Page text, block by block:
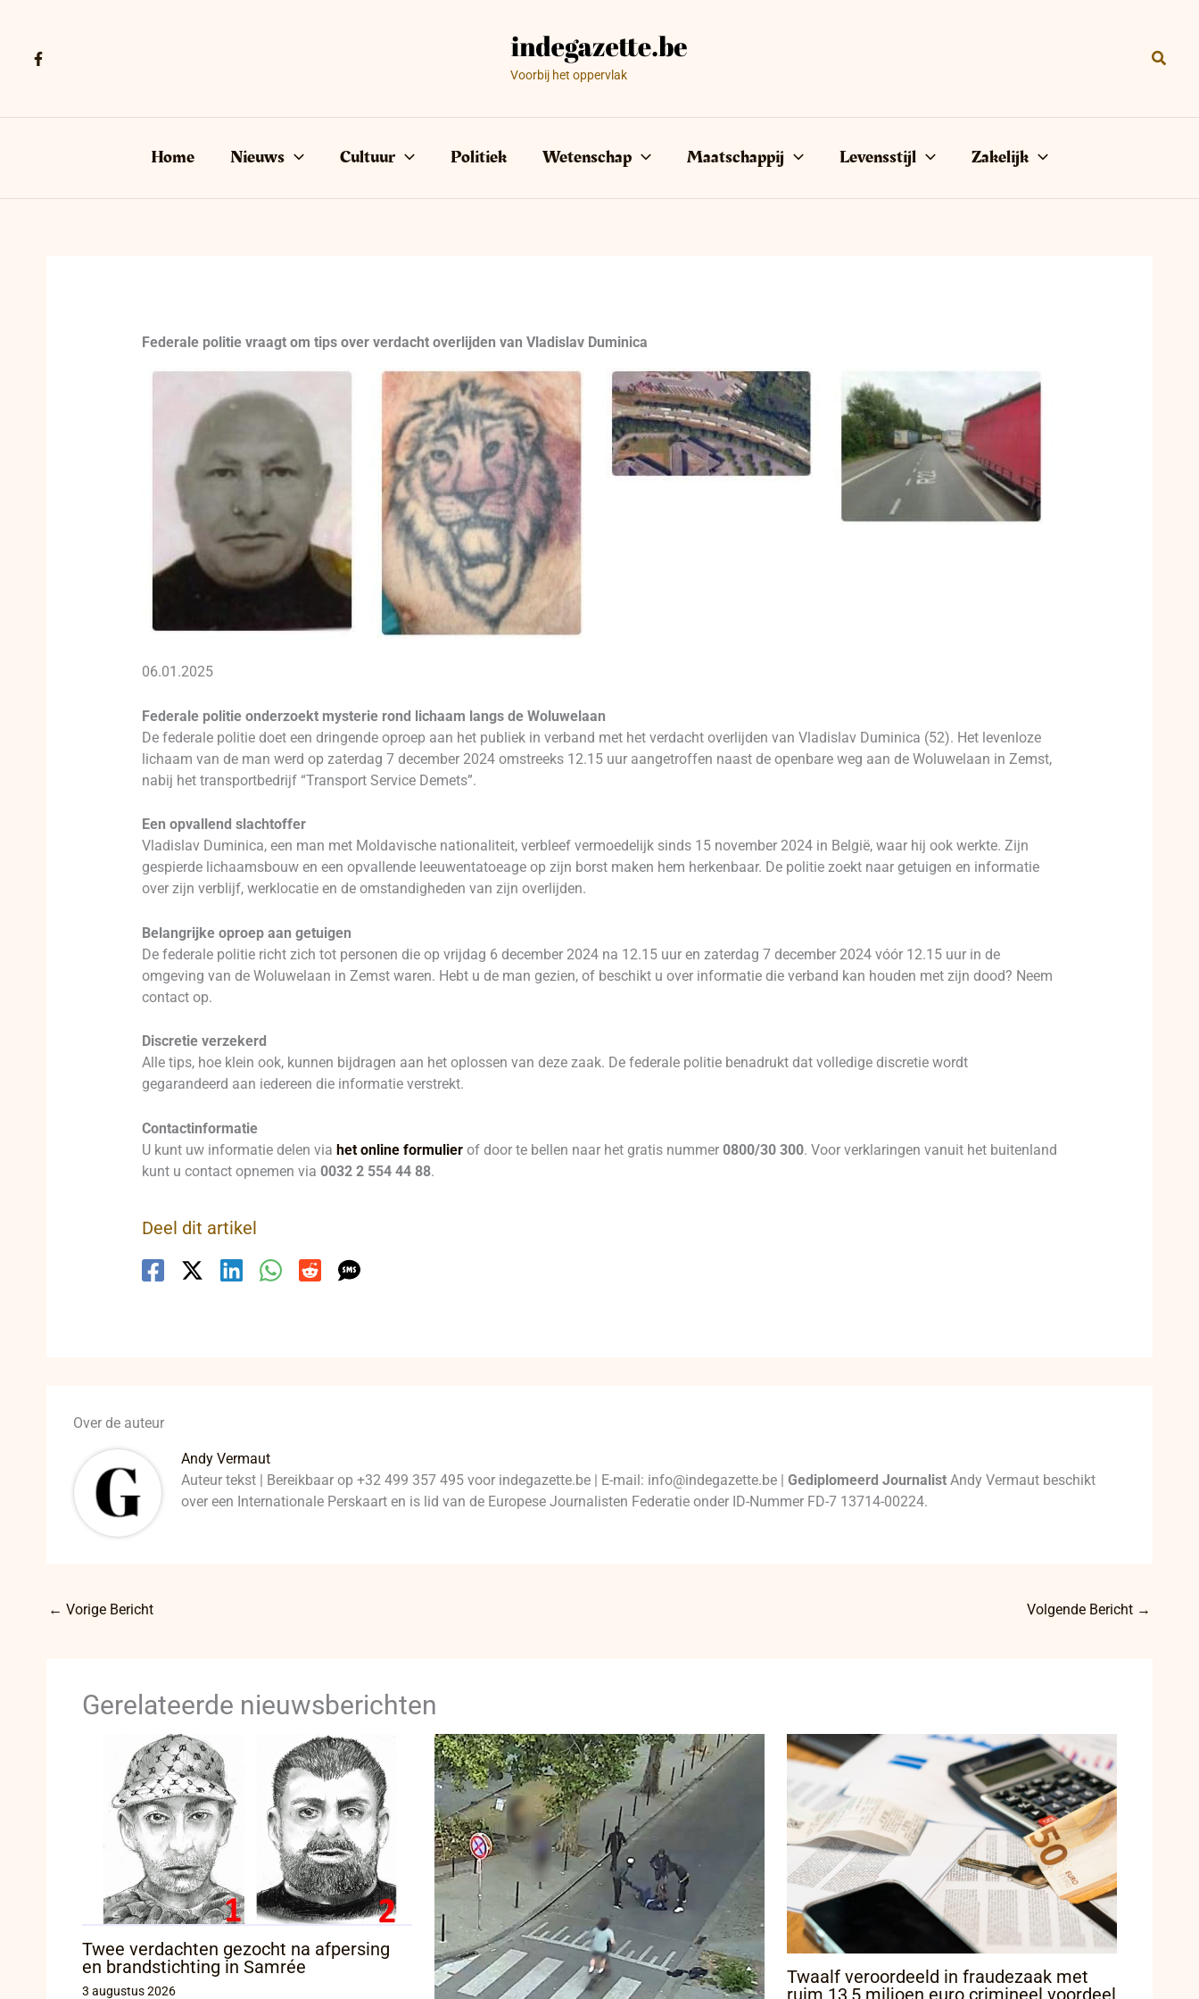
Voorbij het oppervlak
Home Nieuws Cultuur Politiek Wetenschap Maatschappij Levensstijl Zakelijk
Federale politie vraagt om tips over verdacht overlijden van Vladislav Duminica
06.01.2025
Federale politie onderzoekt mysterie rond lichaam langs de Woluwelaan
De federale politie doet een dringende oproep aan het publiek in verband met het verdacht overlijden van Vladislav Duminica (52). Het levenloze
lichaam van de man werd op zaterdag 7 december 2024 omstreeks 12.15 uur aangetroffen naast de openbare weg aan de Woluwelaan in Zemst,
nabij het transportbedrijf “Transport Service Demets”.
Een opvallend slachtoffer
Vladislav Duminica, een man met Moldavische nationaliteit, verbleef vermoedelijk sinds 15 november 2024 in België, waar hij ook werkte. Zijn
gespierde lichaamsbouw en een opvallende leeuwentatoeage op zijn borst maken hem herkenbaar. De politie zoekt naar getuigen en informatie
over zijn verblijf, werklocatie en de omstandigheden van zijn overlijden.
Belangrijke oproep aan getuigen
De federale politie richt zich tot personen die op vrijdag 6 december 2024 na 12.15 uur en zaterdag 7 december 2024 vóór 12.15 uur in de
omgeving van de Woluwelaan in Zemst waren. Hebt u de man gezien, of beschikt u over informatie die verband kan houden met zijn dood? Neem
contact op.
Discretie verzekerd
Alle tips, hoe klein ook, kunnen bijdragen aan het oplossen van deze zaak. De federale politie benadrukt dat volledige discretie wordt
gegarandeerd aan iedereen die informatie verstrekt.
Contactinformatie
U kunt uw informatie delen via het online formulierof door te bellen naar het gratis nummer 0800/30 300. Voor verklaringen vanuit het buitenland
kunt u contact opnemen via 0032 2 554 44 88.
Deel dit artikel
Over de auteur
Andy Vermaut
Auteur tekst | Bereikbaar op +32 499 357 495 voor indegazette.be | E-mail: info@indegazette.be |Gediplomeerd Journalist Andy Vermaut beschikt
over een Internationale Perskaart en is lid van de Europese Journalisten Federatie onder ID-Nummer FD-7 13714-00224.
← Vorige Bericht Volgende Bericht →
Gerelateerde nieuwsberichten
Twee verdachten gezocht na afpersing
en brandstichting in Samrée
3 augustus 2026
Twaalf veroordeeld in fraudezaak met
ruim 13,5 miljoen euro crimineel voordeel